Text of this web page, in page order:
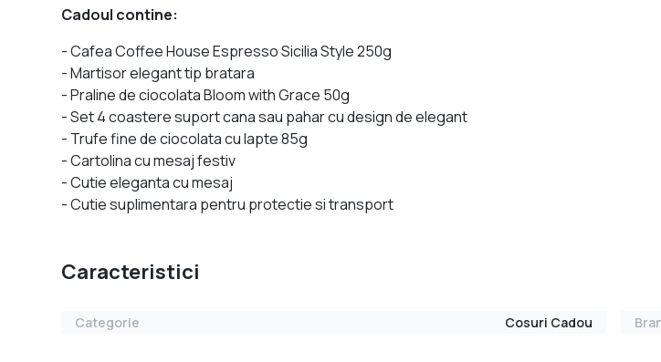
Cadoul contine:
- Cafea Coffee House Espresso Sicilia Style 250g
- Martisor elegant tip bratara
- Praline de ciocolata Bloom with Grace 50g
- Set 4 coastere suport cana sau pahar cu design de elegant
- Trufe fine de ciocolata cu lapte 85g
- Cartolina cu mesaj festiv
- Cutie eleganta cu mesaj
- Cutie suplimentara pentru protectie si transport
Caracteristici
Categorie Cosuri Cadou